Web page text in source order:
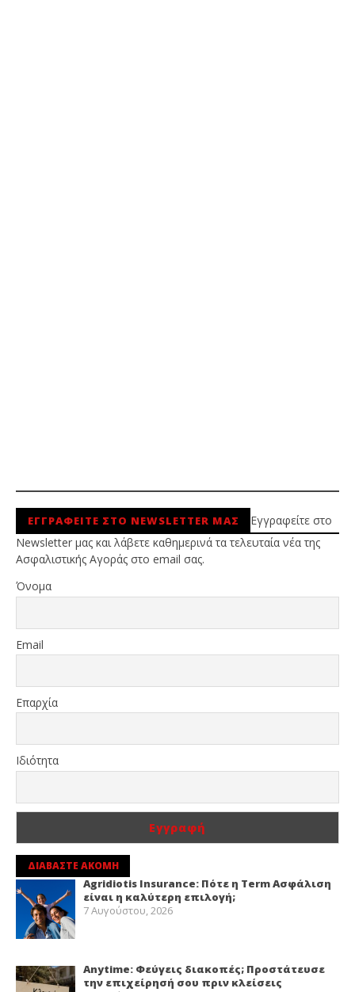
ΕΓΓΡΑΦΕΙΤΕ ΣΤΟ NEWSLETTER ΜΑΣ
Εγγραφείτε στο
Newsletter μας και λάβετε καθημερινά τα τελευταία νέα της
Ασφαλιστικής Αγοράς στο email σας.
Όνομα
Email
Επαρχία
Ιδιότητα
ΔΙΑΒΑΣΤΕ ΑΚΟΜΗ
Agridiotis Insurance: Πότε η Term Ασφάλιση
είναι η καλύτερη επιλογή;
7 Αυγούστου, 2026
Anytime: Φεύγεις διακοπές; Προστάτευσε
την επιχείρησή σου πριν κλείσεις